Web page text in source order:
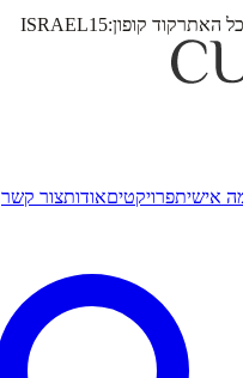
קוד קופון:ISRAEL15
אישיתפרויקטיםאודותצור קשר